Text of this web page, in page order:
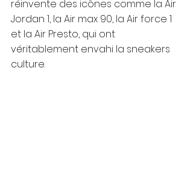
réinvente des icônes comme la Air
Jordan 1, la Air max 90, la Air force 1
et la Air Presto, qui ont
véritablement envahi la sneakers
culture.